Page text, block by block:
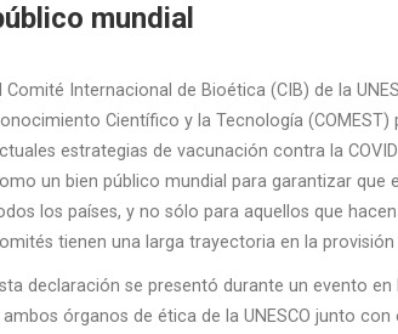
mundial
Comité Internacional de Bioética (CIB) de la
Científico y la Tecnología
estrategias de vacunación contra la
un bien público mundial para garantizar que
los países, y no sólo para aquellos que
tienen una larga trayectoria en la
declaración se presentó durante un evento
ambos órganos de ética de la UNESCO junto con